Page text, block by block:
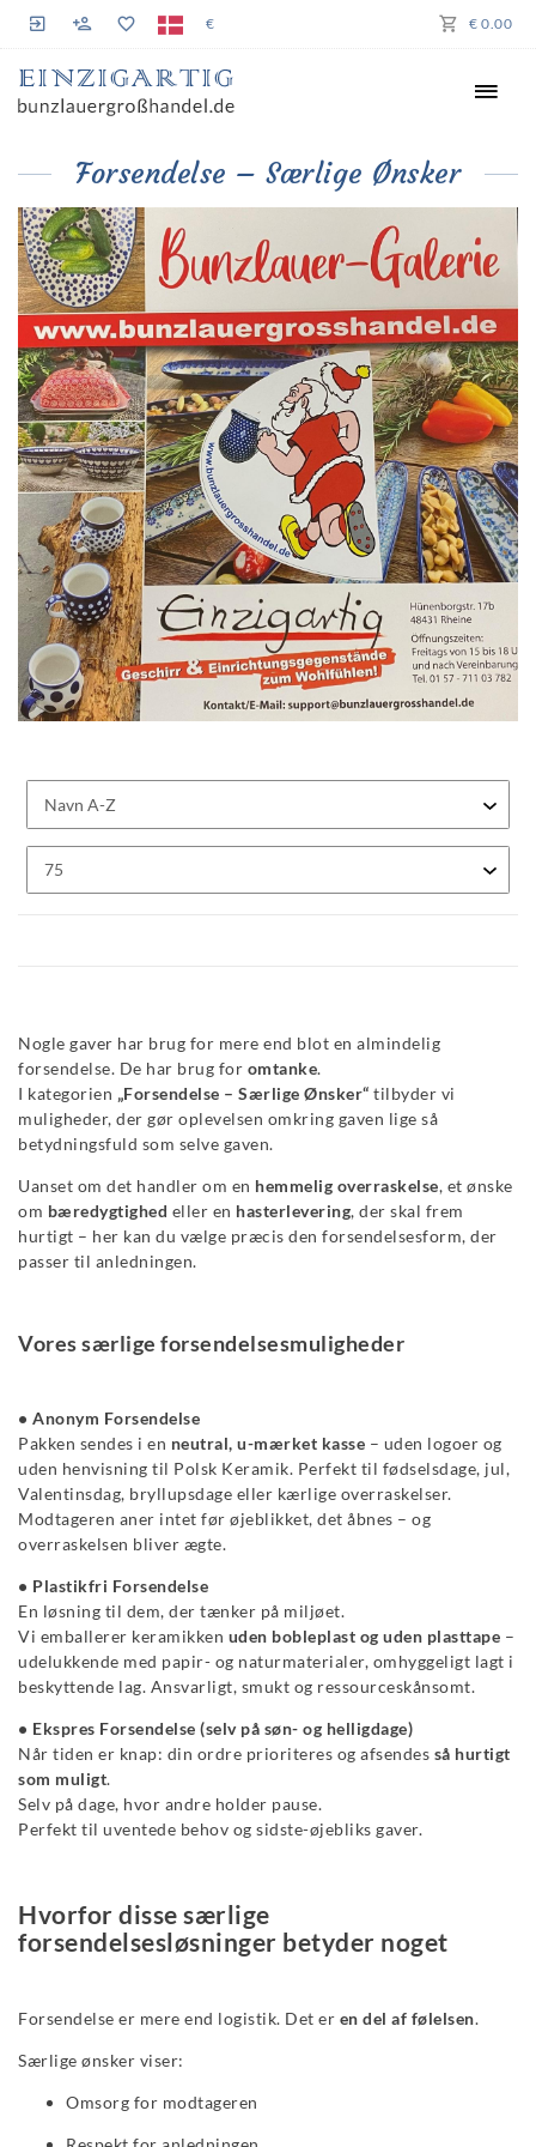
€ € 0.00
Forsendelse – Særlige Ønsker
Nogle gaver har brug for mere end blot en almindelig
forsendelse. De har brug for omtanke.
I kategorien „Forsendelse – Særlige Ønsker“ tilbyder vi
muligheder, der gør oplevelsen omkring gaven lige så
betydningsfuld som selve gaven.
Uanset om det handler om en hemmelig overraskelse, et ønske
om bæredygtighed eller en hasterlevering, der skal frem
hurtigt – her kan du vælge præcis den forsendelsesform, der
passer til anledningen.
Vores særlige forsendelsesmuligheder
• Anonym Forsendelse
Pakken sendes i en neutral, u-mærket kasse – uden logoer og
uden henvisning til Polsk Keramik. Perfekt til fødselsdage, jul,
Valentinsdag, bryllupsdage eller kærlige overraskelser.
Modtageren aner intet før øjeblikket, det åbnes – og
overraskelsen bliver ægte.
• Plastikfri Forsendelse
En løsning til dem, der tænker på miljøet.
Vi emballerer keramikken uden bobleplast og uden plasttape –
udelukkende med papir- og naturmaterialer, omhyggeligt lagt i
beskyttende lag. Ansvarligt, smukt og ressourceskånsomt.
• Ekspres Forsendelse (selv på søn- og helligdage)
Når tiden er knap: din ordre prioriteres og afsendes så hurtigt
som muligt.
Selv på dage, hvor andre holder pause.
Perfekt til uventede behov og sidste-øjebliks gaver.
Hvorfor disse særlige
forsendelsesløsninger betyder noget
Forsendelse er mere end logistik. Det er en del af følelsen.
Særlige ønsker viser:
Omsorg for modtageren